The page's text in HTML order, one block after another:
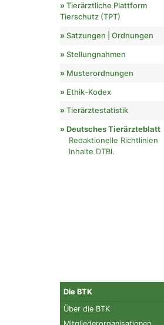
Tierärztliche Plattform
Tierschutz (TPT)
Satzungen | Ordnungen
Stellungnahmen
Musterordnungen
Ethik-Kodex
Tierärztestatistik
Deutsches Tierärzteblatt
Redaktionelle Richtlinien
Inhalte DTBl.
Die BTK
Über die BTK